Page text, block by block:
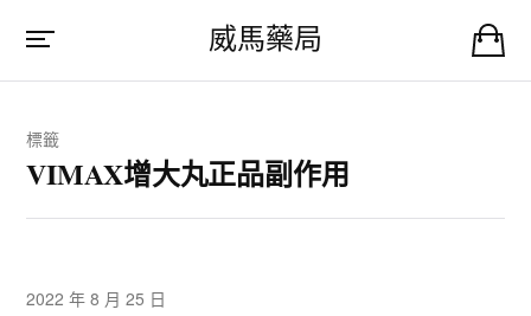
威馬藥局
標籤
VIMAX增大丸正品副作用
2022 年 8 月 25 日